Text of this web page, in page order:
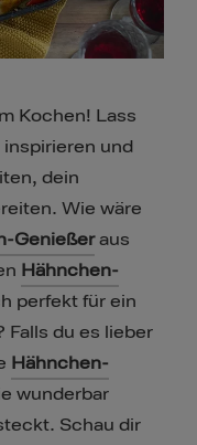
Kochen! Lass
und
dein
Wie wäre
Genießeraus
Hähnchen-
perfekt für ein
du es lieber
Hähnchen-
wunderbar
Schau dir